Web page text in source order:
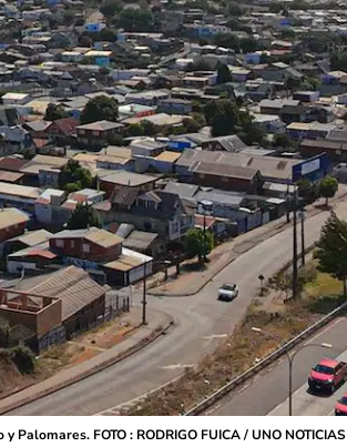
Palomares. FOTO : RODRIGO FUICA / UNO NOTICIAS